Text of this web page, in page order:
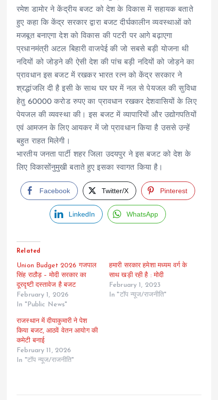
रमेश डामोर ने केंद्रीय बजट को देश के विकास में सहायक बताते
हुए कहा कि केंद्र सरकार द्वारा बजट दीर्घकालीन व्यवस्थाओं को
मजबूत बनाएगा देश को विकास की पटरी पर आगे बढ़ाएगा
प्रधानमंत्री अटल बिहारी वाजपेई की जो सबसे बड़ी योजना थी
नदियों को जोड़ने की ऐसी देश की पांच बड़ी नदियों को जोड़ने का
प्रावधान इस बजट में रखकर भारत रत्न को केंद्र सरकार ने
श्रद्धांजलि दी है इसी के साथ घर घर में नल से पेयजल की सुविधा
हेतु 60000 करोड रुपए का प्रावधान रखकर देशवासियों के लिए
पेयजल की व्यवस्था की। इस बजट में व्यापारियों और उद्योगपतियों
एवं आमजन के लिए आयकर में जो प्रावधान किया है उससे उन्हें
बहुत राहत मिलेगी।
भारतीय जनता पार्टी शहर जिला उदयपुर ने इस बजट को देश के
लिए विकासोंनुमुखी बताते हुए इसका स्वागत किया है।
Facebook Twitter/X Pinterest
LinkedIn WhatsApp
Related
Union Budget 2026 गजपाल
सिंह राठौड़ – मोदी सरकार का
दूरदृष्टी दस्तावेज है बजट
February 1, 2026
In "Public News"
हमारी सरकार हमेशा मध्यम वर्ग के
साथ खड़ी रही है : मोदी
February 1, 2023
In "टॉप न्यूज/राजनीति"
राजस्थान में दीयाकुमारी ने पेश
किया बजट, आठवें वेतन आयोग की
कमेटी बनाई
February 11, 2026
In "टॉप न्यूज/राजनीति"